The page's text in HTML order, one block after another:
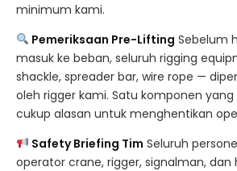
minimum kami.
Pemeriksaan Pre-Lifting Sebelum
masuk ke beban, seluruh rigging
shackle, spreader bar, wire rope —
oleh rigger kami. Satu komponen yang
cukup alasan untuk menghentikan
Safety Briefing Tim Seluruh
operator crane, rigger, signalman, dan